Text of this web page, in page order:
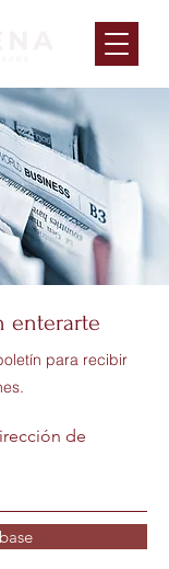
enterarte
para recibir
de